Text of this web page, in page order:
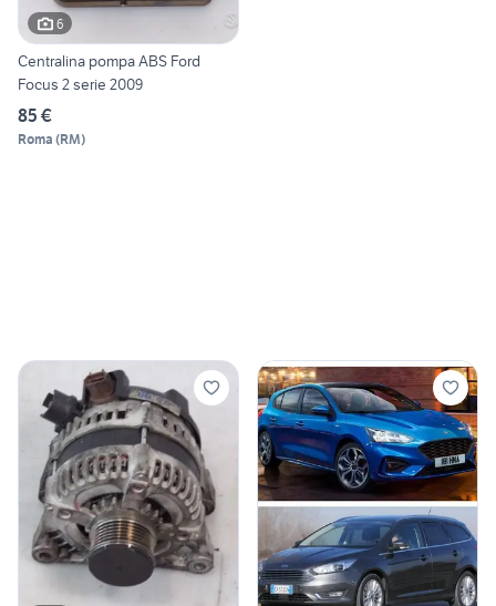
6
Centralina pompa ABS Ford
Focus 2 serie 2009
85 €
Roma (RM)